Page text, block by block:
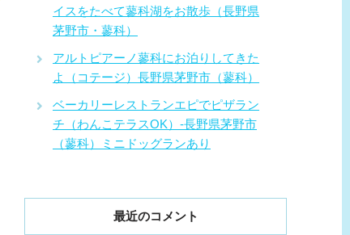
イスをたべて蓼科湖をお散歩（長野県
茅野市・蓼科）
アルトピアーノ蓼科にお泊りしてきた
よ（コテージ）長野県茅野市（蓼科）
ベーカリーレストランエピでピザラン
チ（わんこテラスOK）-長野県茅野市
（蓼科）ミニドッグランあり
最近のコメント